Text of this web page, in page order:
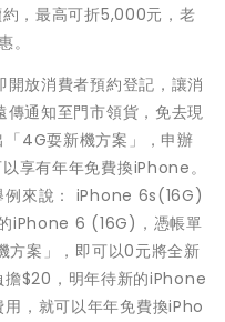
，最高可折5,000元，老
。
放消費者預約登記，讓消
通知至門市領貨，免去現
4G耍新機方案」，申辦
享有年年免費換iPhone。
例來說： iPhone 6s(16G)
iPhone 6 (16G)，憑帳單
案」，即可以0元將全新
$20，明年待新的iPhone
，就可以年年免費換iPho